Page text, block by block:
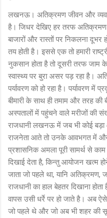
लखनऊ। अतिक्रमण जीवन और
है। जिधर देखिए हर तरफ
बाजारों और रास्तों पर निकलना दूभर
तय होती है। इससे एक तो हमारी
नुकसान होता है तो दूसरी तरफ जाम
स्वास्थ्य पर बुरा असर पड़ रहा है।
पर्यावरण को हो रहा है। पर्यावरण
बीमारी के साथ ही तमाम और तरह
अस्पतालों में पहुंचने वाले मरीजों की
राजधानी लखनऊ में जब भी कोई बड़ा
राजनेता आते तो उनके आवभगत में और
प्रशासनिक अमला पूरी सामर्थ से
दिखाई देता है, किन्तु आयोजन खत्म
जाता जो पहले था, यानि अतिक्रमण,
राजधानी का हाल बेहतर दिखाना
वापस उसी धर्रे पर हो जाते है। अब
जो पहले थे और जो अब भी शहर की